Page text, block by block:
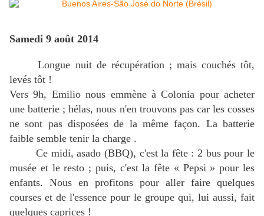
Samedi 9 août 2014
Longue nuit de récupération ; mais couchés tôt,
levés tôt !
Vers 9h, Emilio nous emmène à Colonia pour acheter
une batterie ; hélas, nous n'en trouvons pas car les cosses
ne sont pas disposées de la même façon. La batterie
faible semble tenir la charge .
Ce midi, asado (BBQ), c'est la fête : 2 bus pour le
musée et le resto ; puis, c'est la fête « Pepsi » pour les
enfants. Nous en profitons pour aller faire quelques
courses et de l'essence pour le groupe qui, lui aussi, fait
quelques caprices !